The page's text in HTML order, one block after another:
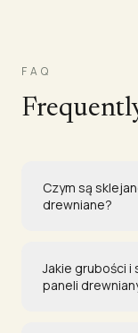
FAQ
Czym są
drewniane?
Jakie grubości
paneli